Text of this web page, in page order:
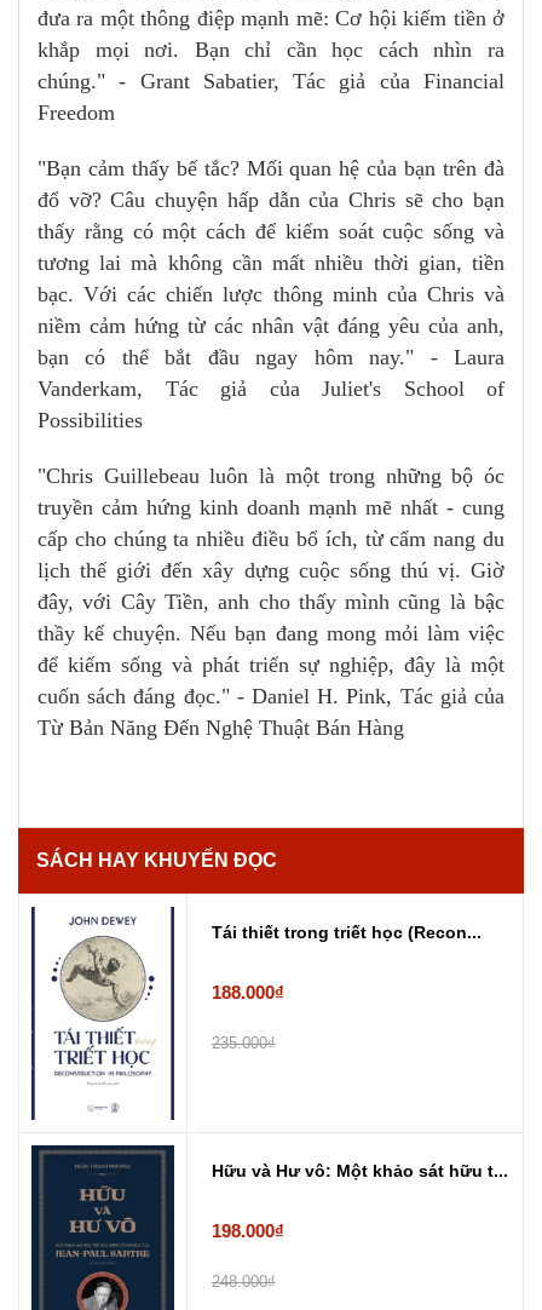
đưa ra một thông điệp mạnh mẽ: Cơ hội kiếm tiền ở
khắp mọi nơi. Bạn chỉ cần học cách nhìn ra
chúng." - Grant Sabatier, Tác giả của Financial
Freedom
"Bạn cảm thấy bế tắc? Mối quan hệ của bạn trên đà
đổ vỡ? Câu chuyện hấp dẫn của Chris sẽ cho bạn
thấy rằng có một cách để kiểm soát cuộc sống và
tương lai mà không cần mất nhiều thời gian, tiền
bạc. Với các chiến lược thông minh của Chris và
niềm cảm hứng từ các nhân vật đáng yêu của anh,
bạn có thể bắt đầu ngay hôm nay." - Laura
Vanderkam, Tác giả của Juliet's School of
Possibilities
"Chris Guillebeau luôn là một trong những bộ óc
truyền cảm hứng kinh doanh mạnh mẽ nhất - cung
cấp cho chúng ta nhiều điều bổ ích, từ cẩm nang du
lịch thế giới đến xây dựng cuộc sống thú vị. Giờ
đây, với Cây Tiền, anh cho thấy mình cũng là bậc
thầy kể chuyện. Nếu bạn đang mong mỏi làm việc
để kiếm sống và phát triển sự nghiệp, đây là một
cuốn sách đáng đọc." - Daniel H. Pink, Tác giả của
Từ Bản Năng Đến Nghệ Thuật Bán Hàng
SÁCH HAY KHUYẾN ĐỌC
Tái thiết trong triết học (Recon...
188.000₫
235.000₫
Hữu và Hư vô: Một khảo sát hữu t...
198.000₫
248.000₫